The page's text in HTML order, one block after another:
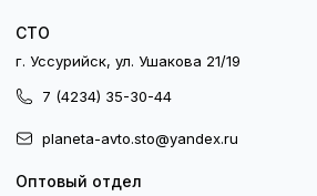
СТО
г. Уссурийск, ул. Ушакова 21/19
7 (4234) 35-30-44
planeta-avto.sto@yandex.ru
Оптовый отдел